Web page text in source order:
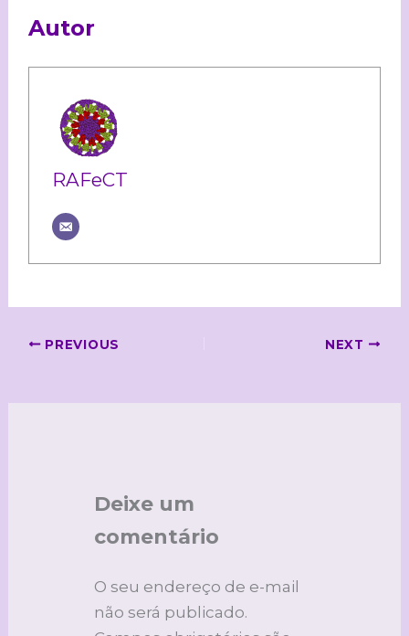
Autor
RAFeCT
PREVIOUS NEXT
Deixe um
comentário
O seu endereço de e-mail
não será publicado.